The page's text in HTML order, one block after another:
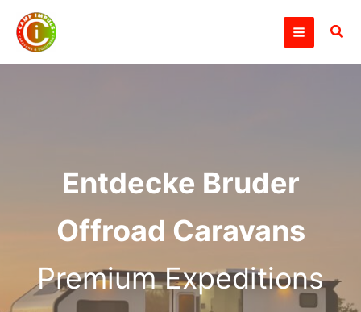
Inhalt
springen
Entdecke Bruder
Offroad Caravans
Premium Expeditions